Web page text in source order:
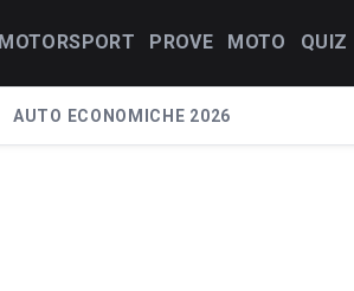
MOTORSPORT PROVE MOTO QUIZ
AUTO ECONOMICHE 2026